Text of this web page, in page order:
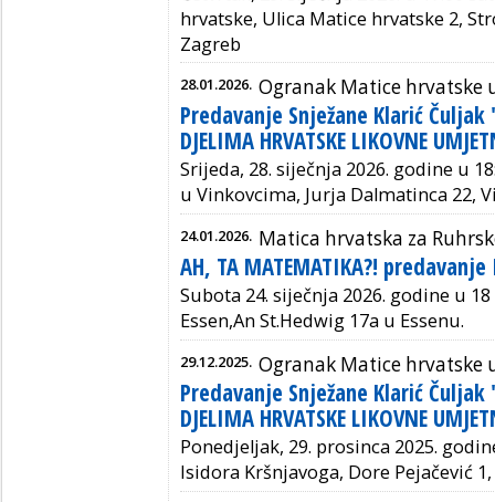
hrvatske, Ulica Matice hrvatske 2,
Zagreb
28.01.2026. Ogranak Matice hrvatske
Predavanje Snježane Klarić Čuljak
DJELIMA HRVATSKE LIKOVNE
Srijeda, 28. siječnja 2026. godine u
u Vinkovcima, Jurja Dalmatinca 22,
24.01.2026. Matica hrvatska za
AH, TA MATEMATIKA?!
Subota 24. siječnja 2026. godine u
Essen,An St.Hedwig 17a u Essenu.
29.12.2025. Ogranak Matice hrvatske
Predavanje Snježane Klarić Čuljak
DJELIMA HRVATSKE LIKOVNE
Ponedjeljak, 29. prosinca 2025.
Isidora Kršnjavoga, Dore Pejačević